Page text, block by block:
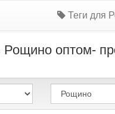
Теги для
Рощино оптом-